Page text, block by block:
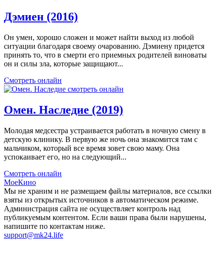
Дэмиен (2016)
Он умен, хорошо сложен и может найти выход из любой
ситуации благодаря своему очарованию. Дэмиену придется
принять то, что в смерти его приемных родителей виноваты
он и силы зла, которые защищают...
Смотреть онлайн
Омен. Наследие (2019)
Молодая медсестра устраивается работать в ночную смену в
детскую клинику. В первую же ночь она знакомится там с
мальчиком, который все время зовет свою маму. Она
успокаивает его, но на следующий...
Смотреть онлайн
МоеКино
Мы не храним и не размещаем файлы материалов, все ссылки
взяты из открытых источников в автоматическом режиме.
Администрация сайта не осуществляет контроль над
публикуемым контентом. Если ваши права были нарушены,
напишите по контактам ниже.
support@mk24.life